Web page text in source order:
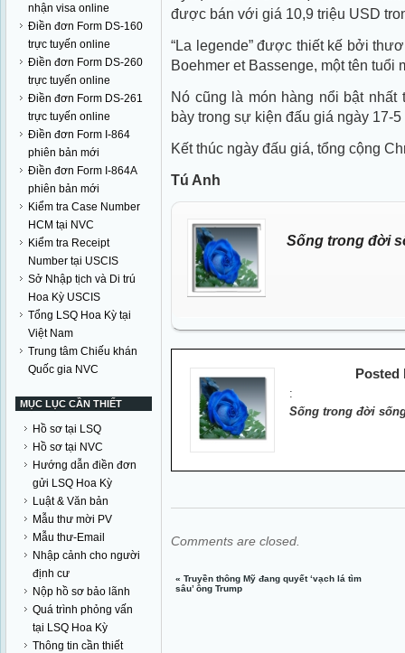
nhận visa online
Điền đơn Form DS-160
trực tuyến online
Điền đơn Form DS-260
trực tuyến online
Điền đơn Form DS-261
trực tuyến online
Điền đơn Form I-864
phiên bản mới
Điền đơn Form I-864A
phiên bản mới
Kiểm tra Case Number
HCM tại NVC
Kiểm tra Receipt
Number tại USCIS
Sở Nhập tịch và Di trú
Hoa Kỳ USCIS
Tổng LSQ Hoa Kỳ tại
Việt Nam
Trung tâm Chiếu khán
Quốc gia NVC
MỤC LỤC CẦN THIẾT
Hồ sơ tại LSQ
Hồ sơ tại NVC
Hướng dẫn điền đơn
gửi LSQ Hoa Kỳ
Luật & Văn bản
Mẫu thư mời PV
Mẫu thư-Email
Nhập cảnh cho người
định cư
Nộp hồ sơ bảo lãnh
Quá trình phỏng vấn
tại LSQ Hoa Kỳ
Thông tin cần thiết
được bán với giá 10,9 triệu USD
“La legende” được thiết kế bởi
Boehmer et Bassenge, một tên tuổi
Nó cũng là món hàng nổi bật
bày trong sự kiện đấu giá ngày 17-
Kết thúc ngày đấu giá, tổng cộng
Tú Anh
Sống trong đời
Posted
:
Sống trong đời
Comments are closed.
«Truyền thông Mỹ đang quyết ‘vạch lá tìm
sâu’ ông Trump